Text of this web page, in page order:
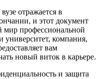
отражается в
и этот документ
мир профессиональной
университет, компания,
вам
новый виток в карьере.
и защита